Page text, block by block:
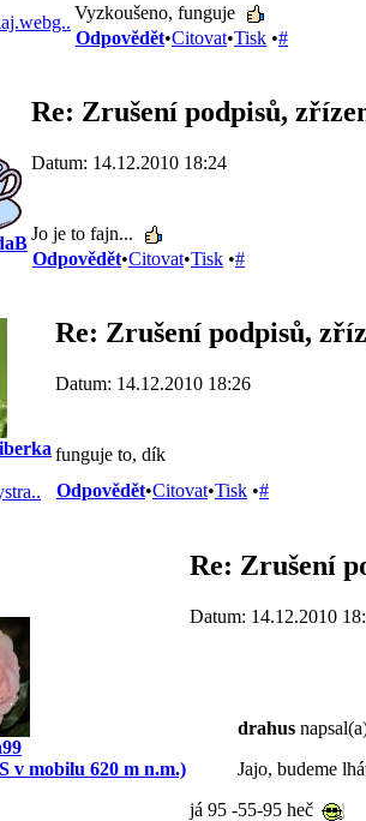
Vyzkoušeno, funguje
Odpovědět•Citovat•Tisk •#
Re: Zrušení podpisů,
Datum: 14.12.2010 18:24
Jo je to fajn...
Odpovědět•Citovat•Tisk •#
Re: Zrušení podpisů,
Datum: 14.12.2010 18:26
funguje to, dík
Odpovědět•Citovat•Tisk •#
v mobilu 620 m n.m.)
Re: Zrušení
Datum: 14.12.2010
drahus
Jajo, budeme
já 95 -55-95 heč